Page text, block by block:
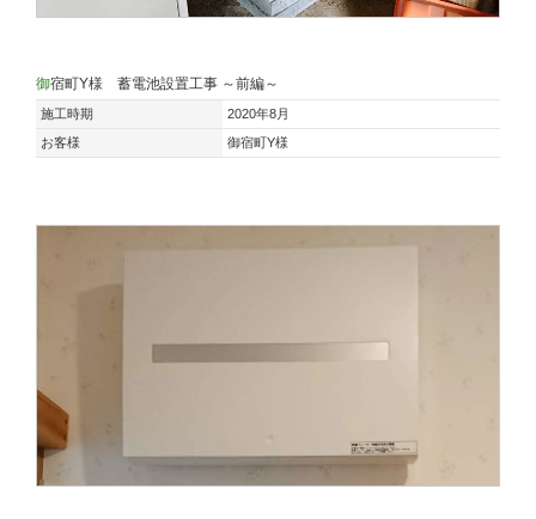
御宿町Y様 蓄電池設置工事 ～前編～
施工時期
2020年8月
お客様
御宿町Y様